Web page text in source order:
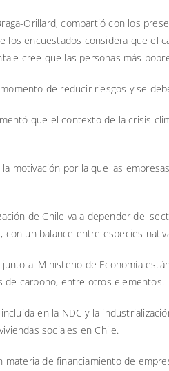
Orillard, compartió con los
los encuestados considera que el
cree que las personas más
de reducir riesgos y se
que el contexto de la crisis
motivación por la que las
de Chile va a depender del
un balance entre especies
al Ministerio de Economía
de carbono, entre otros elementos.
en la NDC y la
sociales en Chile.
de financiamiento de